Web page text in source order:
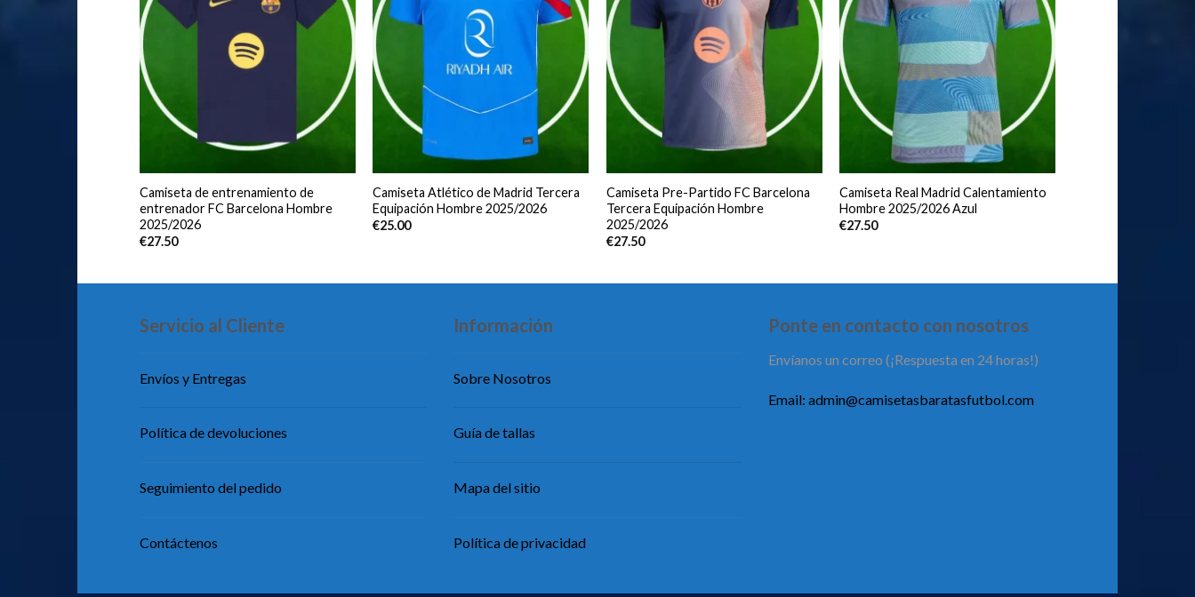
Camiseta de entrenamiento de
entrenador FC Barcelona Hombre
2025/2026
€27.50
Camiseta Atlético de Madrid Tercera
Equipación Hombre 2025/2026
€25.00
Camiseta Pre-Partido FC Barcelona
Tercera Equipación Hombre
2025/2026
€27.50
Camiseta Real Madrid Calentamiento
Hombre 2025/2026 Azul
€27.50
Servicio al Cliente
Envíos y Entregas
Política de devoluciones
Seguimiento del pedido
Contáctenos
Información
Sobre Nosotros
Guía de tallas
Mapa del sitio
Política de privacidad
Ponte en contacto con nosotros
Envíanos un correo (¡Respuesta en 24 horas!)
Email: admin@camisetasbaratasfutbol.com